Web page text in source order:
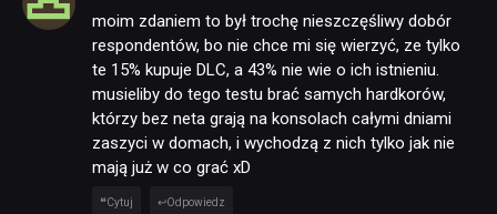
moim zdaniem to był trochę nieszczęśliwy dobór
respondentów, bo nie chce mi się wierzyć, ze tylko
te 15% kupuje DLC, a 43% nie wie o ich istnieniu.
musieliby do tego testu brać samych hardkorów,
którzy bez neta grają na konsolach całymi dniami
zaszyci w domach, i wychodzą z nich tylko jak nie
mają już w co grać xD
Cytuj Odpowiedz